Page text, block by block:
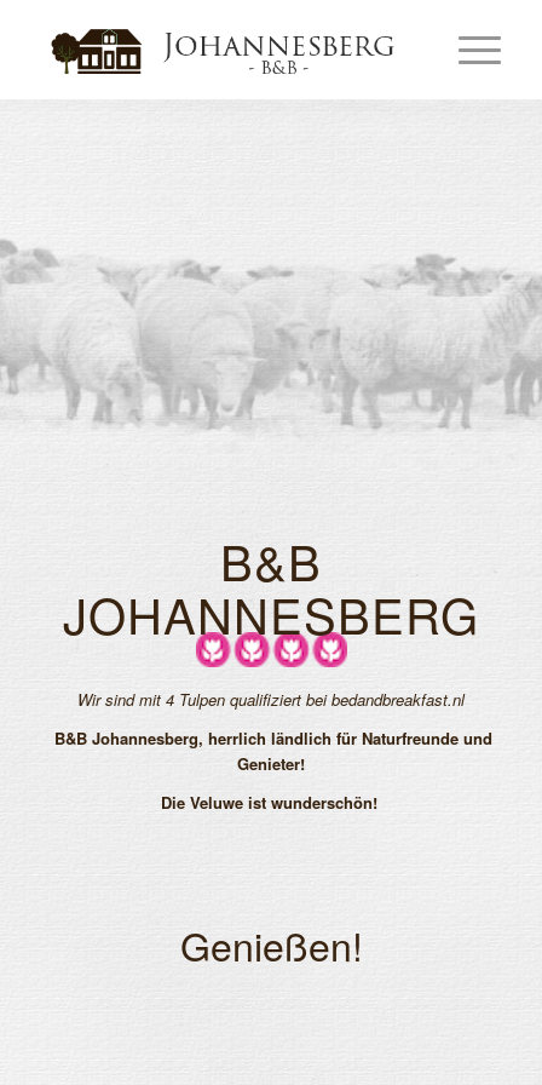
B&B
JOHANNESBERG
Wir sind mit 4 Tulpen qualifiziert bei bedandbreakfast.nl
B&B Johannesberg, herrlich ländlich für Naturfreunde und
Genieter!
Die Veluwe ist wunderschön!
Genießen!